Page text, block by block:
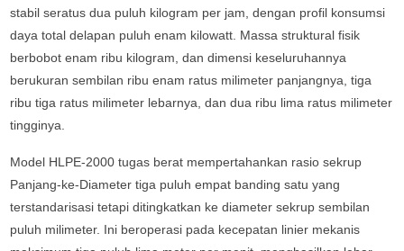
stabil seratus dua puluh kilogram per jam, dengan profil konsumsi
daya total delapan puluh enam kilowatt. Massa struktural fisik
berbobot enam ribu kilogram, dan dimensi keseluruhannya
berukuran sembilan ribu enam ratus milimeter panjangnya, tiga
ribu tiga ratus milimeter lebarnya, dan dua ribu lima ratus milimeter
tingginya.
Model HLPE-2000 tugas berat mempertahankan rasio sekrup
Panjang-ke-Diameter tiga puluh empat banding satu yang
terstandarisasi tetapi ditingkatkan ke diameter sekrup sembilan
puluh milimeter. Ini beroperasi pada kecepatan linier mekanis